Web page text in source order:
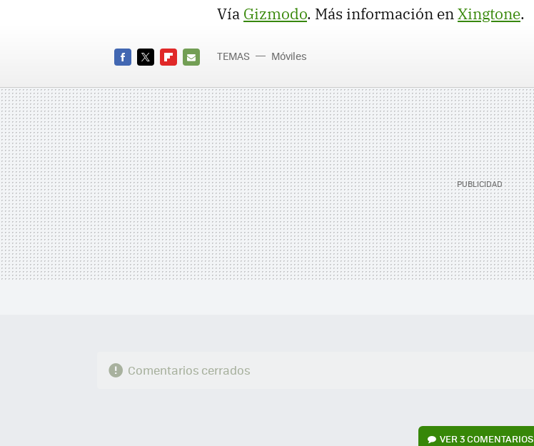
Vía Gizmodo. Más información enXingtone.
MAIL
TEMAS Móviles
Comentarios cerrados
VER3 COMENTARIOS